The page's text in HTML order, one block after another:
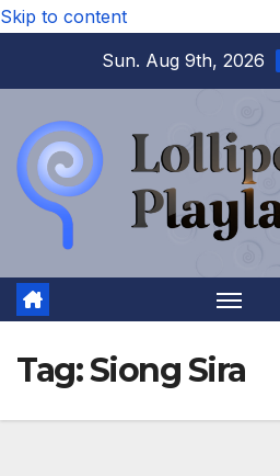
Skip to content
Sun. Aug 9th, 2026
Tag:Siong Sira